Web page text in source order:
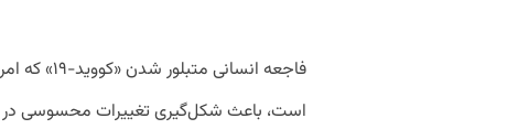
فاجعه
است، باعث شکل‌گیری تغییرات محسوسی